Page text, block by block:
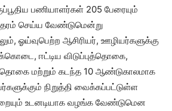
பணியாளர்கள் 205 பேரையும்
செய்ய வேண்டுமென்று
ஓய்வுபெற்ற ஆசிரியர், ஊழியர்களுக்கு
ஈட்டிய விடுப்புத்தொகை,
மற்றும் கடந்த 10 ஆண்டுகாலமாக
நிறுத்தி வைக்கப்பட்டுள்ள
உடனடியாக வழங்க வேண்டுமென